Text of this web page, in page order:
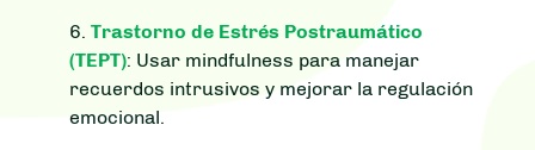
6. Trastorno de Estrés Postraumático
(TEPT): Usar mindfulness para manejar
recuerdos intrusivos y mejorar la regulación
emocional.